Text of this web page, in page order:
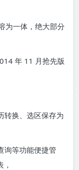
为一体，绝大部分
年 11 月抢先版
转换、选区保存为
询等功能便捷管